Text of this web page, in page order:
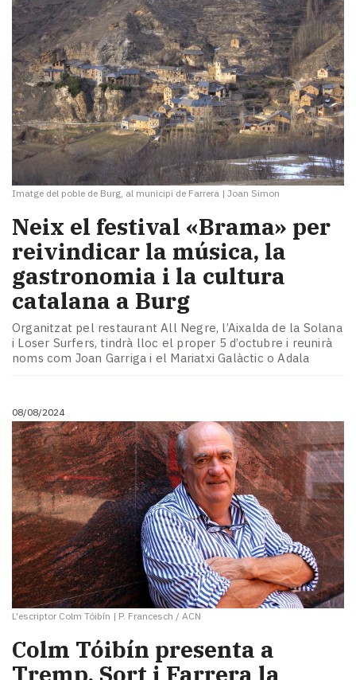
Imatge del poble de Burg, al municipi de Farrera | Joan Simon
Neix el festival «Brama» per
reivindicar la música, la
gastronomia i la cultura
catalana a Burg
Organitzat pel restaurant All Negre, l’Aixalda de la Solana
i Loser Surfers, tindrà lloc el proper 5 d’octubre i reunirà
noms com Joan Garriga i el Mariatxi Galàctic o Adala
08/08/2024
L'escriptor Colm Tóibín | P. Francesch / ACN
Colm Tóibín presenta a
Tremp, Sort i Farrera la